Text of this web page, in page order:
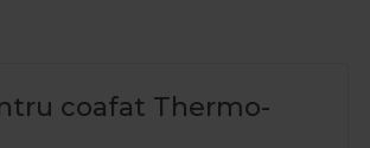
coafat Thermo-